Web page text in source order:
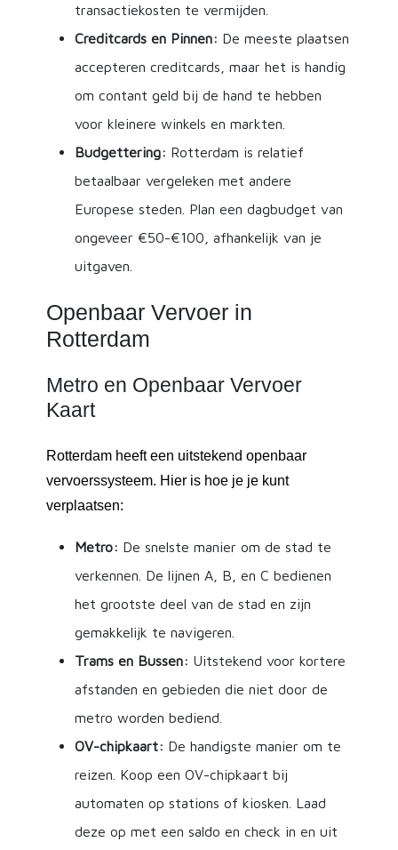
transactiekosten te vermijden.
Creditcards en Pinnen: De meeste plaatsen
accepteren creditcards, maar het is handig
om contant geld bij de hand te hebben
voor kleinere winkels en markten.
Budgettering: Rotterdam is relatief
betaalbaar vergeleken met andere
Europese steden. Plan een dagbudget van
ongeveer €50-€100, afhankelijk van je
uitgaven.
Openbaar Vervoer in
Rotterdam
Metro en Openbaar Vervoer
Kaart
Rotterdam heeft een uitstekend openbaar
vervoerssysteem. Hier is hoe je je kunt
verplaatsen:
Metro: De snelste manier om de stad te
verkennen. De lijnen A, B, en C bedienen
het grootste deel van de stad en zijn
gemakkelijk te navigeren.
Trams en Bussen: Uitstekend voor kortere
afstanden en gebieden die niet door de
metro worden bediend.
OV-chipkaart: De handigste manier om te
reizen. Koop een OV-chipkaart bij
automaten op stations of kiosken. Laad
deze op met een saldo en check in en uit